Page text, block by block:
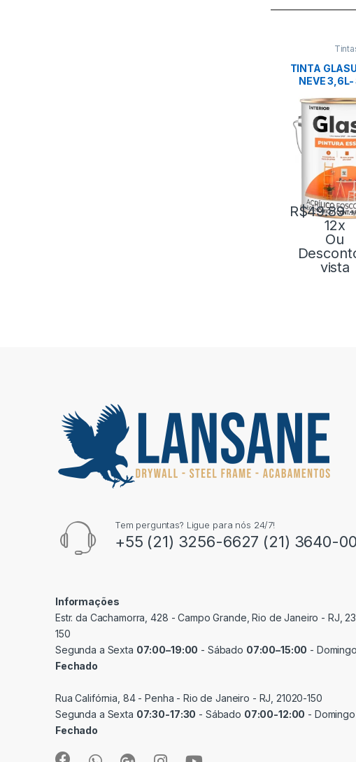
TINTA
NEVE 3,6L-
R$49.89-
12x
Ou
vista
Tem perguntas? Ligue para nós 24/7!
+55 (21) 3256-6627 (21) 3640-
Informações
Estr. da Cachamorra, 428 - Campo Grande, Rio de Janeiro - RJ,
150
Segunda a Sexta 07:00–19:00 - Sábado 07:00–15:00 - Domingo
Fechado
Rua Califórnia, 84 - Penha - Rio de Janeiro - RJ, 21020-150
Segunda a Sexta 07:30-17:30 - Sábado 07:00-12:00 - Domingo
Fechado